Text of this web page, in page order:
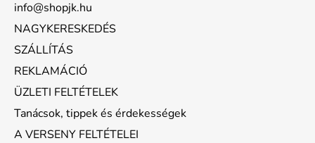
info@shopjk.hu
NAGYKERESKEDÉS
SZÁLLÍTÁS
REKLAMÁCIÓ
ÜZLETI FELTÉTELEK
Tanácsok, tippek és érdekességek
A VERSENY FELTÉTELEI